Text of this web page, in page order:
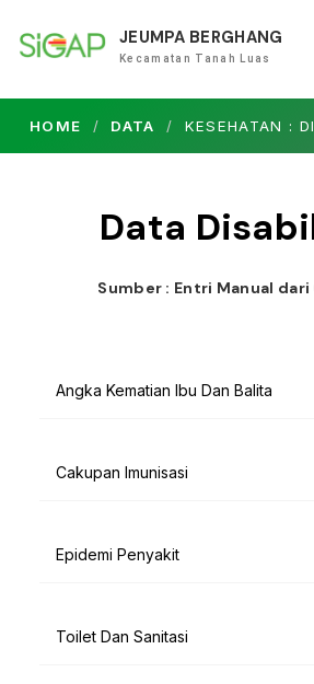
JEUMPA BERGHANG
Kecamatan Tanah Luas
HOME DATA KESEHATAN :
Data
Sumber : Entri Manual dari
Angka Kematian Ibu Dan Balita
Cakupan Imunisasi
Epidemi Penyakit
Toilet Dan Sanitasi